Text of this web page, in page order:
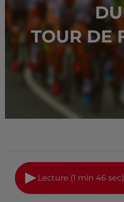
Lecture (1 min 46 sec)